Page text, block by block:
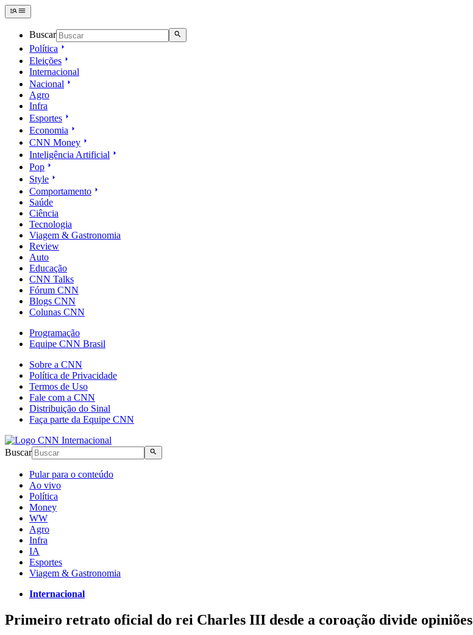
Buscar
Política
Eleições
Internacional
Nacional
Agro
Infra
Esportes
Economia
CNN Money
Inteligência Artificial
Pop
Style
Comportamento
Saúde
Ciência
Tecnologia
Viagem & Gastronomia
Review
Auto
Educação
CNN Talks
Fórum CNN
Blogs CNN
Colunas CNN
Programação
Equipe CNN Brasil
Sobre a CNN
Política de Privacidade
Termos de Uso
Fale com a CNN
Distribuição do Sinal
Faça parte da Equipe CNN
Buscar
Pular para o conteúdo
Ao vivo
Política
Money
WW
Agro
Infra
IA
Esportes
Viagem & Gastronomia
Internacional
Primeiro retrato oficial do rei Charles III desde a coroação divide opiniões